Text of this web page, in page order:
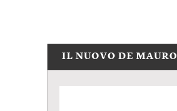
IL NUOVO DE MAURO